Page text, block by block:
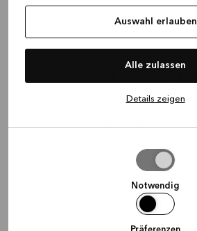
Auswahl erlauben
Alle zulassen
Details zeigen
Notwendig
Oak/White
242,99 €